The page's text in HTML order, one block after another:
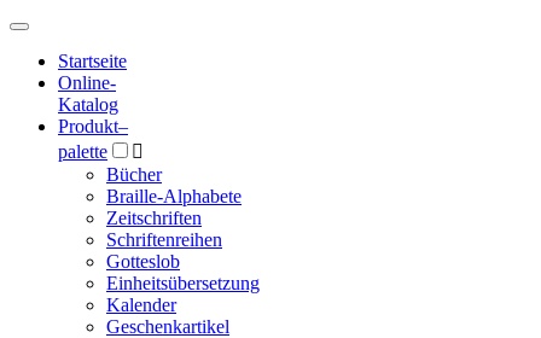
Hauptmenü
Hauptmenü
Startseite
Online-
Katalog
Produkt–
palette

Bücher
Braille-Alphabete
Zeitschriften
Schriftenreihen
Gotteslob
Einheitsübersetzung
Kalender
Geschenkartikel